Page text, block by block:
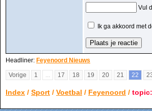
Vul
Ik ga akkoord met
Headliner: Feyenoord Nieuws
Vorige 1 ... 17 18 19 20 21 22
Index / Sport / Voetbal / Feyenoord /